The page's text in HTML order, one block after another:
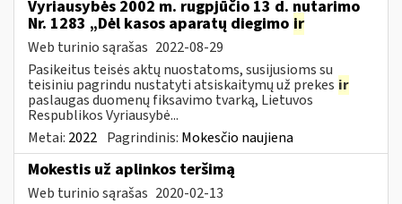
Vyriausybės 2002 m. rugpjūčio 13 d. nutarimo
Nr. 1283 „Dėl kasos aparatų diegimo ir
Web turinio sąrašas 2022-08-29
Pasikeitus teisės aktų nuostatoms, susijusioms su
teisiniu pagrindu nustatyti atsiskaitymų už prekes ir
paslaugas duomenų fiksavimo tvarką, Lietuvos
Respublikos Vyriausybė...
Metai: 2022 Pagrindinis: Mokesčio naujiena
Mokestis už aplinkos teršimą
Web turinio sąrašas 2020-02-13